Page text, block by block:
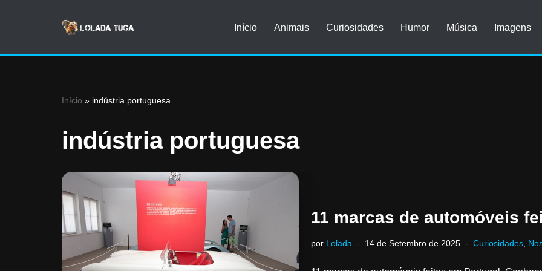
Início Animais Curiosidades Humor Música Imagens
Início » indústria portuguesa
indústria portuguesa
11 marcas de automóveis
por Lolada 14 de Setembro de 2025 Curiosidades